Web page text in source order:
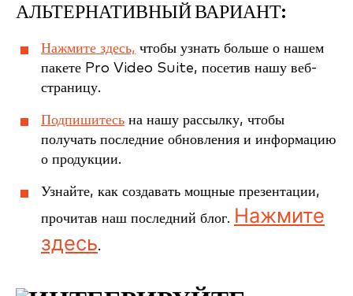
АЛЬТЕРНАТИВНЫЙ ВАРИАНТ:
Нажмите здесь, чтобы узнать больше о нашем
пакете Pro Video Suite, посетив нашу веб-
страницу.
Подпишитесь на нашу рассылку, чтобы
получать последние обновления и информацию
о продукции.
Узнайте, как создавать мощные презентации,
прочитав наш последний блог. Нажмите
здесь.